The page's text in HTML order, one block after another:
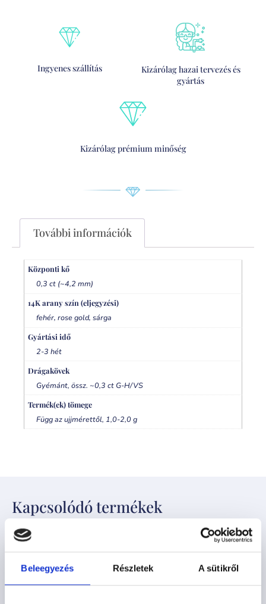
Beleegyezés Részletek A sütikről
Ingyenes szállítás
Kizárólag hazai tervezés és
gyártás
Kizárólag prémium minőség
További információk
Központi kő
0,3 ct (~4,2 mm)
14K arany szín (eljegyzési)
fehér, rose gold, sárga
Gyártási idő
2-3 hét
Drágakövek
Gyémánt, össz. ~0,3 ct G-H/VS
Termék(ek) tömege
Függ az ujjmérettől, 1,0-2,0 g
Kapcsolódó termékek